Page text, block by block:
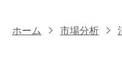
ホーム 市場分析